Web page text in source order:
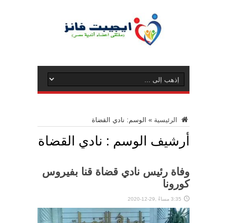
الرئيسية » الوسم: نادي القضاة
أرشيف الوسم : نادي القضاة
وفاة رئيس نادي قضاة قنا بفيروس
كورونا
3:35 مساءً ,29-12-2020